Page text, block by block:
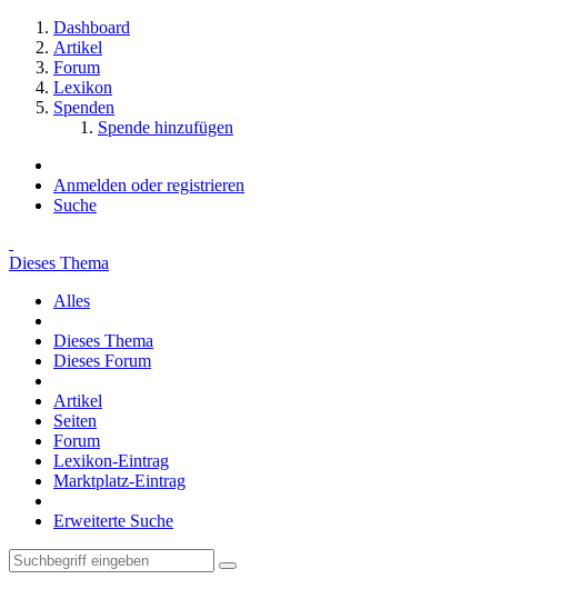
Dashboard
Artikel
Forum
Lexikon
Spenden
Spende hinzufügen
Anmelden oder registrieren
Suche
Dieses Thema
Alles
Dieses Thema
Dieses Forum
Artikel
Seiten
Forum
Lexikon-Eintrag
Marktplatz-Eintrag
Erweiterte Suche